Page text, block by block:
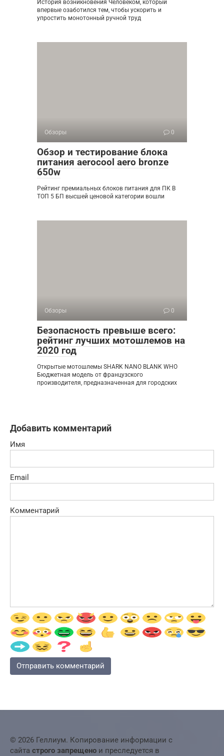
История возникновения Человеком, который
впервые озаботился тем, чтобы ускорить и
упростить монотонный ручной труд
Обзоры 0
Обзор и тестирование блока
питания aerocool aero bronze
650w
Рейтинг премиальных блоков питания для ПК В
ТОП 5 БП высшей ценовой категории вошли
Обзоры 0
Безопасность превыше всего:
рейтинг лучших мотошлемов на
2020 год
Открытые мотошлемы SHARK NANO BLANK WHO
Бюджетная модель от французского
производителя, предназначенная для городских
Добавить комментарий
Имя
Email
Комментарий
© 2026 Геллиум. Копирование информации с
сайта строго запрещено и преследуется в